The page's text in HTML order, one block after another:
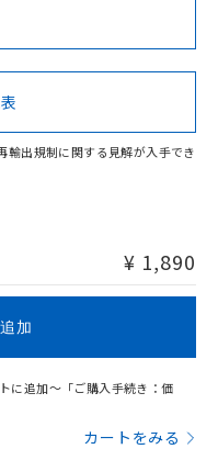
Cd Cr(VI)
があります。
輸出規制に関する見解が入手でき
¥ 1,890
加
に追加～「ご購入手続き：価
カートをみる